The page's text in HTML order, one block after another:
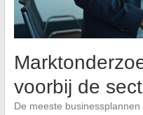
voorbij de
De meeste